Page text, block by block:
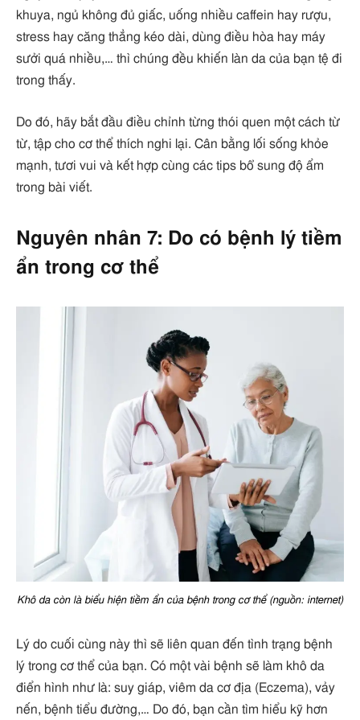
khuya, ngủ không đủ giấc, uống nhiều caffein hay rượu,
stress hay căng thẳng kéo dài, dùng điều hòa hay máy
sưởi quá nhiều,… thì chúng đều khiến làn da của bạn tệ đi
trong thấy.
Do đó, hãy bắt đầu điều chỉnh từng thói quen một cách từ
từ, tập cho cơ thể thích nghi lại. Cân bằng lối sống khỏe
mạnh, tươi vui và kết hợp cùng các tips bổ sung độ ẩm
trong bài viết.
Nguyên nhân 7: Do có bệnh lý tiềm
ẩn trong cơ thể
Khô da còn là biểu hiện tiềm ẩn của bệnh trong cơ thể (nguồn: internet)
Lý do cuối cùng này thì sẽ liên quan đến tình trạng bệnh
lý trong cơ thể của bạn. Có một vài bệnh sẽ làm khô da
điển hình như là: suy giáp, viêm da cơ địa (Eczema), vảy
nến, bệnh tiểu đường,… Do đó, bạn cần tìm hiểu kỹ hơn